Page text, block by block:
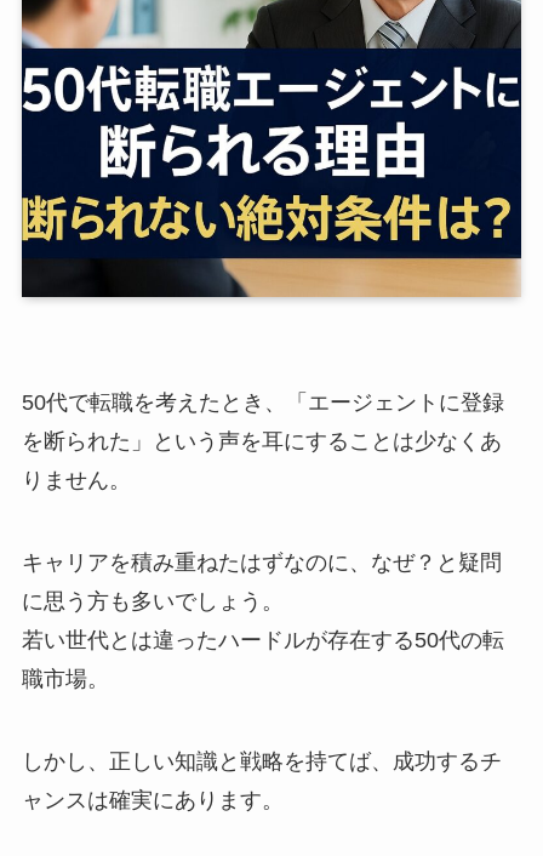
50代で転職を考えたとき、「エージェントに登録
を断られた」という声を耳にすることは少なくあ
りません。
キャリアを積み重ねたはずなのに、なぜ？と疑問
に思う方も多いでしょう。
若い世代とは違ったハードルが存在する50代の転
職市場。
しかし、正しい知識と戦略を持てば、成功するチ
ャンスは確実にあります。